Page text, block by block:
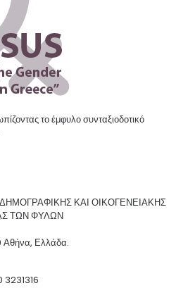
το έμφυλο συνταξιοδοτικό
ΚΑΙ ΟΙΚΟΓΕΝΕΙΑΚΗΣ
ΤΩΝ ΦΥΛΩΝ
Αθήνα, Ελλάδα.
3231316